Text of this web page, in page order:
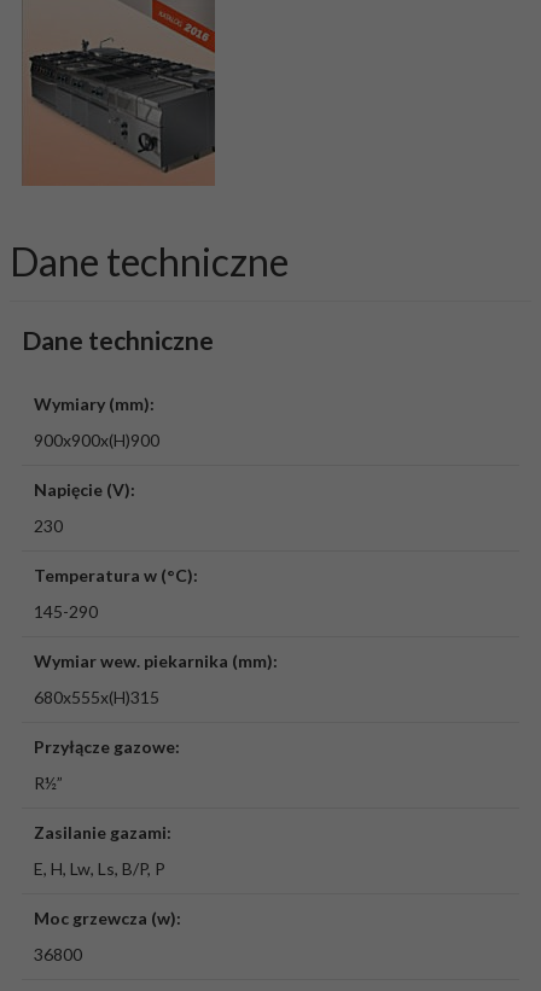
Dane techniczne
Dane techniczne
Wymiary (mm):
900x900x(H)900
Napięcie (V):
230
Temperatura w (°C):
145-290
Wymiar wew. piekarnika (mm):
680x555x(H)315
Przyłącze gazowe:
R½”
Zasilanie gazami:
E, H, Lw, Ls, B/P, P
Moc grzewcza (w):
36800